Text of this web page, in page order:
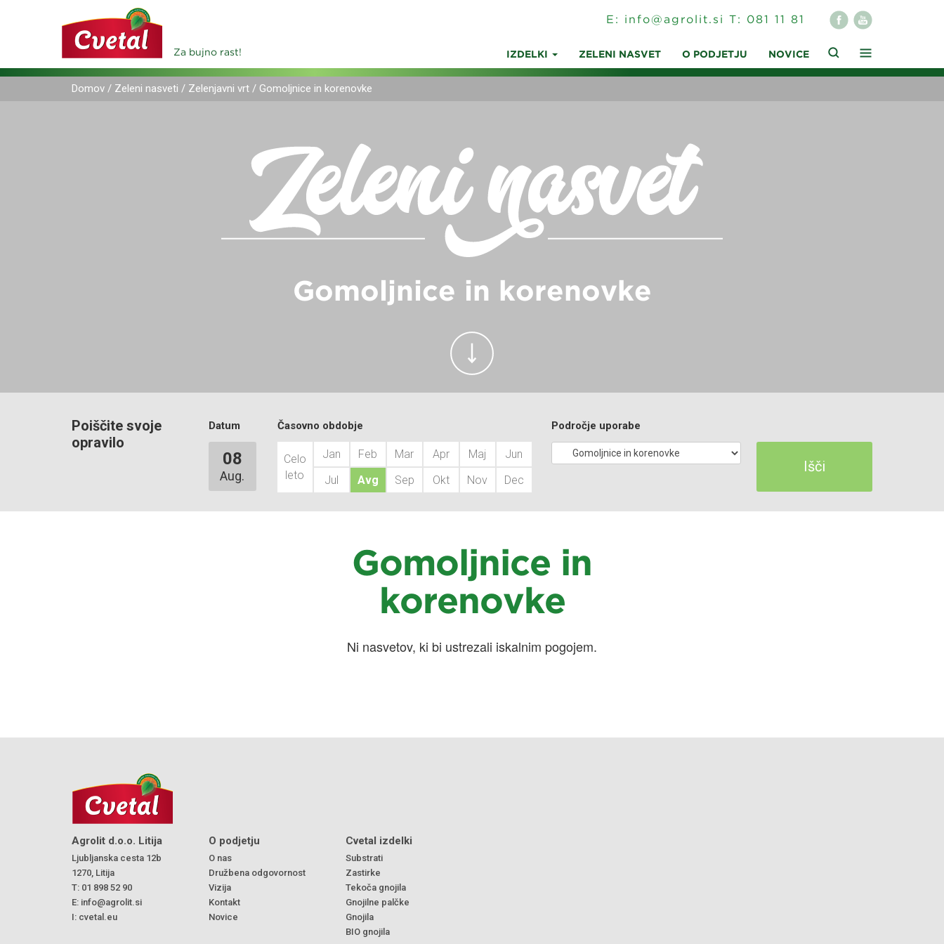
Za bujno rast!
E: info@agrolit.si T: 081 11 81
IZDELKI ZELENI NASVET O PODJETJU NOVICE
Domov / Zeleni nasveti / Zelenjavni vrt / Gomoljnice in korenovke
Gomoljnice in korenovke
Poiščite svoje
opravilo
Datum
08
Aug.
Časovno obdobje
Celo
leto
Jan Feb Mar Apr Maj
Jun
Jul
Avg Sep Okt Nov Dec
Področje uporabe
Išči
Gomoljnice in
korenovke
Ni nasvetov, ki bi ustrezali iskalnim pogojem.
Agrolit d.o.o. Litija
Ljubljanska cesta 12b
1270, Litija
T: 01 898 52 90
E: info@agrolit.si
I: cvetal.eu
O podjetju
O nas
Družbena odgovornost
Vizija
Kontakt
Novice
Cvetal izdelki
Substrati
Zastirke
Tekoča gnojila
Gnojilne palčke
Gnojila
BIO gnojila